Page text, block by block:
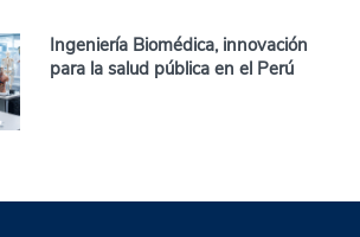
Ingeniería Biomédica, innovación
para la salud pública en el Perú